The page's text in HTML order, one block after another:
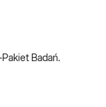
Badań.